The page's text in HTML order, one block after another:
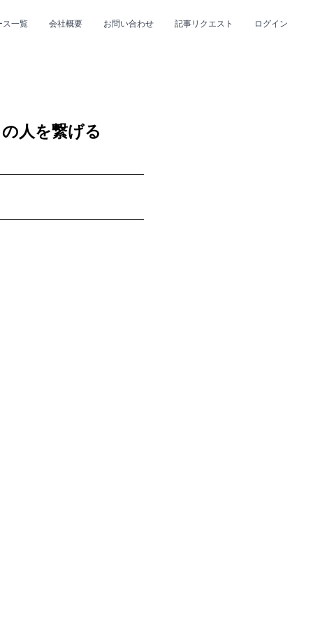
ス一覧 会社概要 お問い合わせ 記事リクエスト ログイン
#R&B/ソウル
人を繋げる